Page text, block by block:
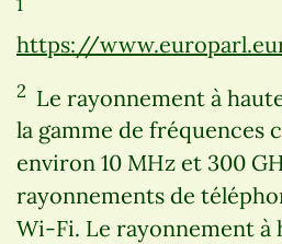
https://
2 Le rayonnement à
la gamme de fréquences
environ 10 MHz et 300
rayonnements de
Wi-Fi. Le rayonnement à